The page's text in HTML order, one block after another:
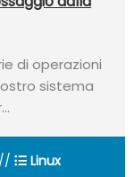
di operazioni
sistema
Linux